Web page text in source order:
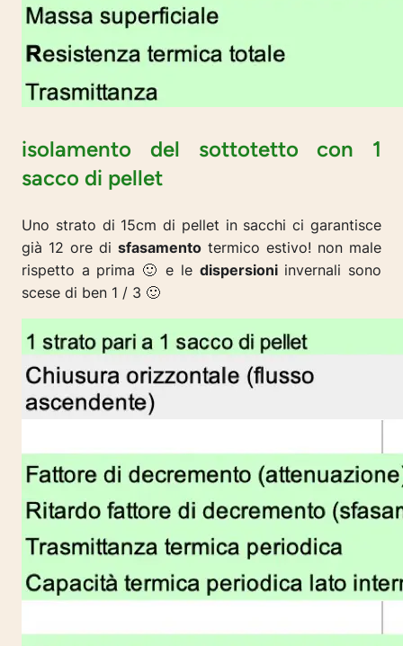
isolamento del sottotetto con 1
sacco di pellet
Uno strato di 15cm di pellet in sacchi ci garantisce
già 12 ore di sfasamento termico estivo! non male
rispetto a prima 🙂 e le dispersioniinvernali sono
scese di ben 1 / 3 🙂